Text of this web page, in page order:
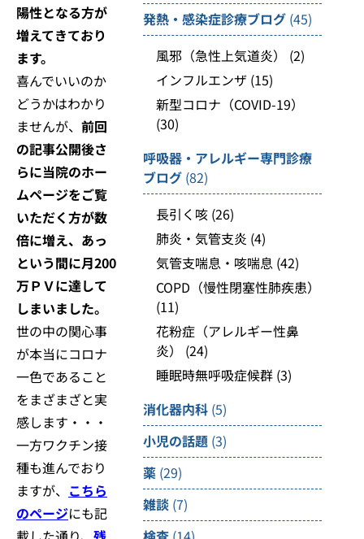
陽性となる方が
増えてきており
ます。
喜んでいいのか
どうかはわかり
ませんが、 前回
の記事公開後さ
らに当院のホー
ムページをご覧
いただく方が数
倍に増え、あっ
という間に月200
万ＰＶに達して
しまいました。
世の中の関心事
が本当にコロナ
一色であること
をまざまざと実
感します・・・
一方ワクチン接
種も進んでおり
ますが、 こちら
のページにも記
発熱・感染症診療ブログ (45)
風邪（急性上気道炎）
(2)
インフルエンザ (15)
新型コロナ（COVID-19）
(30)
呼吸器・アレルギー専門診療
ブログ (82)
長引く咳 (26)
肺炎・気管支炎 (4)
気管支喘息・咳喘息 (42)
COPD（慢性閉塞性肺疾患）
(11)
花粉症（アレルギー性鼻
炎）
(24)
睡眠時無呼吸症候群 (3)
消化器内科 (5)
小児の話題 (3)
薬 (29)
雑談 (7)